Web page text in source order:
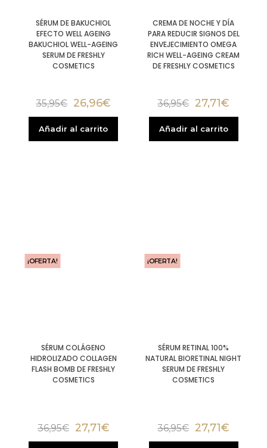
SÉRUM DE BAKUCHIOL
EFECTO WELL AGEING
BAKUCHIOL WELL-AGEING
SERUM DE FRESHLY
COSMETICS
35,95€ 26,96€
Añadir al carrito
CREMA DE NOCHE Y DÍA
PARA REDUCIR SIGNOS DEL
ENVEJECIMIENTO OMEGA
RICH WELL-AGEING CREAM
DE FRESHLY COSMETICS
36,95€ 27,71€
Añadir al carrito
¡OFERTA!
SÉRUM COLÁGENO
HIDROLIZADO COLLAGEN
FLASH BOMB DE FRESHLY
COSMETICS
36,95€ 27,71€
¡OFERTA!
SÉRUM RETINAL 100%
NATURAL BIORETINAL NIGHT
SERUM DE FRESHLY
COSMETICS
36,95€ 27,71€